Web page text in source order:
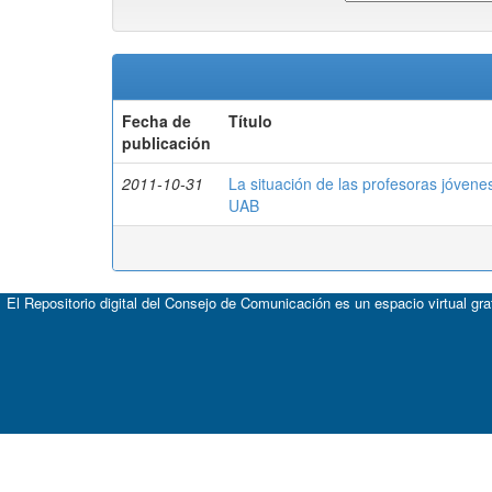
Fecha de
publicación
Título
2011-10-31
La situación de las profesoras
UAB
El Repositorio digital del Consejo de Comunicación es un espacio virtual